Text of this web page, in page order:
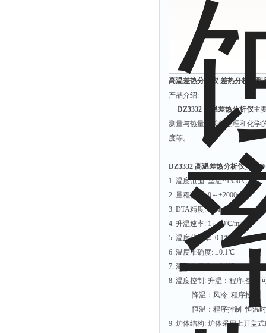
高温差热分析仪 差热分析仪型
产品介绍:
DZ3332 高温差热分析仪主
测量与热量有关的物理和化学
度等。
DZ3332 高温差热分析仪技术
1. 温度范围: 室温~1350℃
2. 量程范围: 0～±2000μV
3. DTA精度: ±0.1μV
4. 升温速率: 1～80℃/min
5. 温度分辨率: 0.1℃
6. 温度准确度: ±0.1℃
7. 温度重复性: ±0.1℃
8. 温度控制: 升温：程序控制
降温：风冷 程序控制
恒温：程序控制 恒温时
9. 炉体结构: 炉体采用上开盖